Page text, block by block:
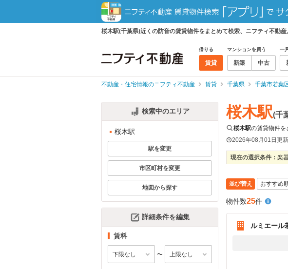
桜木駅(千葉県)近くの防音の賃貸物件をまとめて検索、ニフティ不動
借りる
賃貸
マンションを買う
新築 中古
一
不動産・住宅情報のニフティ不動産 賃貸 千葉県 千葉市若葉
検索中のエリア
桜木駅
駅を変更
市区町村を変更
地図から探す
詳細条件を編集
賃料
〜
桜木駅(千
桜木駅の賃貸物件を
2026年08月01日更新
現在の選択条件： 楽
並び替え
物件数25件
ルミエール